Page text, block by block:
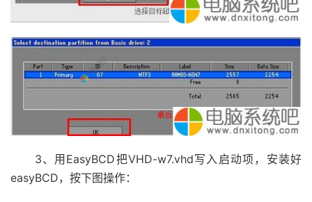
3、用EasyBCD把VHD-w7.vhd写入启动项，安装好
easyBCD，按下图操作：